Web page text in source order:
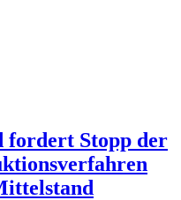
fordert Stopp der